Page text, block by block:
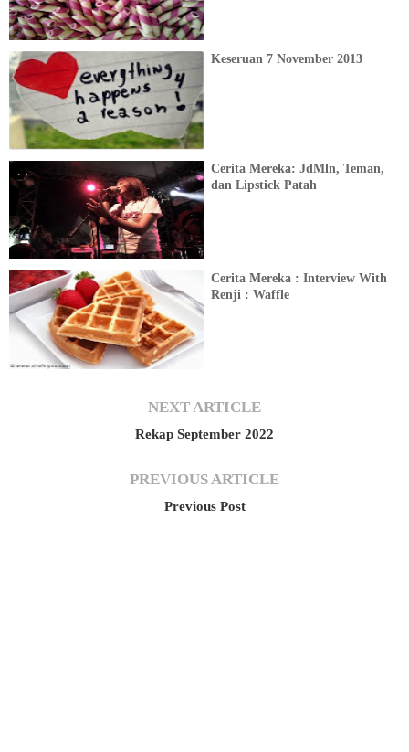
Keseruan 7 November 2013
Cerita Mereka: JdMln, Teman,
dan Lipstick Patah
Cerita Mereka : Interview With
Renji : Waffle
NEXT ARTICLE
Rekap September 2022
PREVIOUS ARTICLE
Previous Post